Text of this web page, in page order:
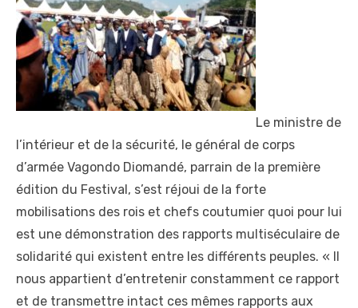
Le ministre de
l’intérieur et de la sécurité, le général de corps
d’armée Vagondo Diomandé, parrain de la première
édition du Festival, s’est réjoui de la forte
mobilisations des rois et chefs coutumier quoi pour lui
est une démonstration des rapports multiséculaire de
solidarité qui existent entre les différents peuples. « Il
nous appartient d’entretenir constamment ce rapport
et de transmettre intact ces mêmes rapports aux